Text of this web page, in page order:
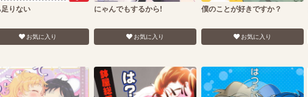
りない
お気に入り
にゃんでもするから!
お気に入り
僕のことが好きですか？
お気に入り